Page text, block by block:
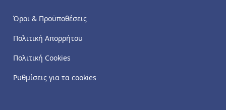
Όροι & Προϋποθέσεις
Πολιτική Απορρήτου
Πολιτική Cookies
Ρυθμίσεις για τα cookies